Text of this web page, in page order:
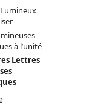
à l’unité
Lettres